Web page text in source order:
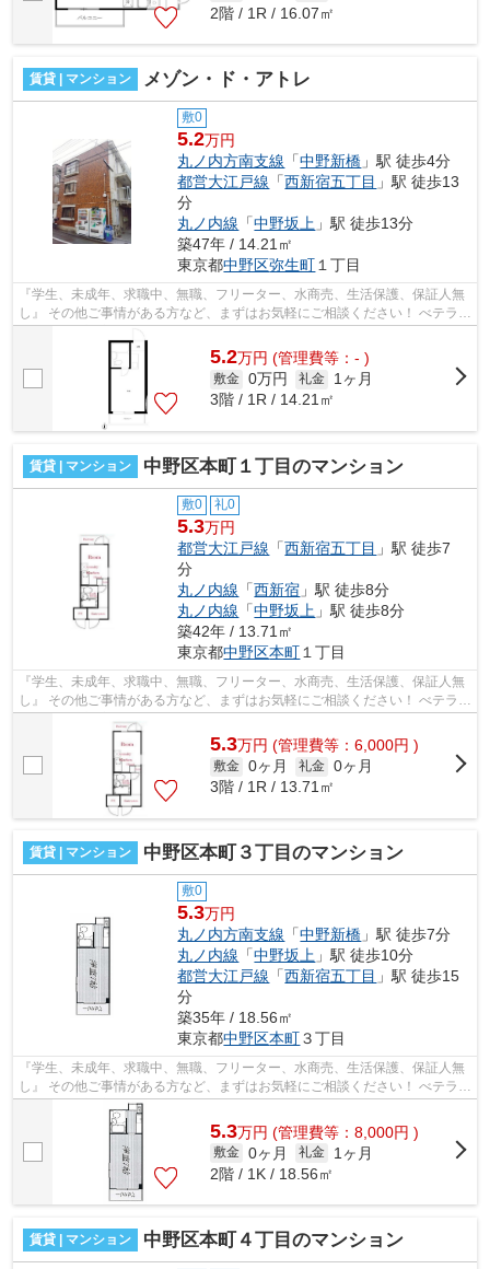
2階 / 1R / 16.07㎡
賃貸 | マンション メゾン・ド・アトレ
敷0
5.2万円
丸ノ内方南支線 「中野新橋 」駅 徒歩4分
都営大江戸線 「西新宿五丁目 」駅 徒歩13
分
丸ノ内線 「中野坂上 」駅 徒歩13分
築47年 / 14.21㎡
東京都中野区弥生町 １丁目
『学生、未成年、求職中、無職、フリーター、水商売、生活保護、保証人無
し』 その他ご事情がある方など、まずはお気軽にご相談ください！ べテラン
スタッフが対応致しますのでご希望...
5.2万円 (管理費等：- )
敷金 0万円 礼金
1ヶ月
3階 / 1R / 14.21㎡
賃貸 | マンション 中野区本町１丁目のマンション
敷0 礼0
5.3万円
都営大江戸線 「西新宿五丁目 」駅 徒歩7
分
丸ノ内線 「西新宿 」駅 徒歩8分
丸ノ内線 「中野坂上 」駅 徒歩8分
築42年 / 13.71㎡
東京都中野区本町 １丁目
『学生、未成年、求職中、無職、フリーター、水商売、生活保護、保証人無
し』 その他ご事情がある方など、まずはお気軽にご相談ください！ べテラン
スタッフが対応致しますのでご希望...
5.3万円 (管理費等：6,000円 )
敷金 0ヶ月 礼金 0ヶ月
3階 / 1R / 13.71㎡
賃貸 | マンション 中野区本町３丁目のマンション
敷0
5.3万円
丸ノ内方南支線 「中野新橋 」駅 徒歩7分
丸ノ内線 「中野坂上 」駅 徒歩10分
都営大江戸線 「西新宿五丁目 」駅 徒歩15
分
築35年 / 18.56㎡
東京都中野区本町３丁目
『学生、未成年、求職中、無職、フリーター、水商売、生活保護、保証人無
し』 その他ご事情がある方など、まずはお気軽にご相談ください！ べテラン
スタッフが対応致しますのでご希望...
5.3万円 (管理費等：8,000円 )
敷金 0ヶ月 礼金
1ヶ月
2階 / 1K / 18.56㎡
賃貸 | マンション 中野区本町４丁目のマンション